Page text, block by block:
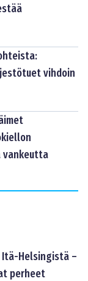
vihdoin
vankeutta
Helsingistä –
perheet